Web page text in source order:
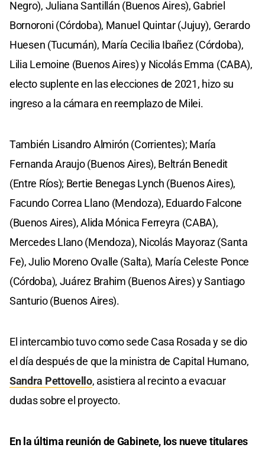
Negro), Juliana Santillán (Buenos Aires), Gabriel
Bornoroni (Córdoba), Manuel Quintar (Jujuy), Gerardo
Huesen (Tucumán), María Cecilia Ibañez (Córdoba),
Lilia Lemoine (Buenos Aires) y Nicolás Emma (CABA),
electo suplente en las elecciones de 2021, hizo su
ingreso a la cámara en reemplazo de Milei.
También Lisandro Almirón (Corrientes); María
Fernanda Araujo (Buenos Aires), Beltrán Benedit
(Entre Ríos); Bertie Benegas Lynch (Buenos Aires),
Facundo Correa Llano (Mendoza), Eduardo Falcone
(Buenos Aires), Alida Mónica Ferreyra (CABA),
Mercedes Llano (Mendoza), Nicolás Mayoraz (Santa
Fe), Julio Moreno Ovalle (Salta), María Celeste Ponce
(Córdoba), Juárez Brahim (Buenos Aires) y Santiago
Santurio (Buenos Aires).
El intercambio tuvo como sede Casa Rosada y se dio
el día después de que la ministra de Capital Humano,
Sandra Pettovello, asistiera al recinto a evacuar
dudas sobre el proyecto.
En la última reunión de Gabinete, los nueve titulares